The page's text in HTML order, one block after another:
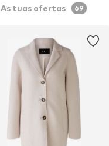
As tuas ofertas 69